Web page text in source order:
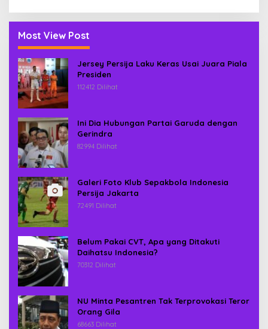
Most View Post
Jersey Persija Laku Keras Usai Juara Piala
Presiden
112412 Dilihat
Ini Dia Hubungan Partai Garuda dengan
Gerindra
82994 Dilihat
Galeri Foto Klub Sepakbola Indonesia
Persija Jakarta
72491 Dilihat
Belum Pakai CVT, Apa yang Ditakuti
Daihatsu Indonesia?
70312 Dilihat
NU Minta Pesantren Tak Terprovokasi Teror
Orang Gila
68663 Dilihat